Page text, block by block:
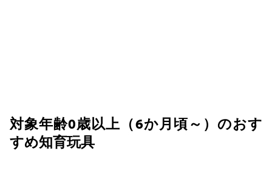
対象年齢0歳以上（6か月頃～）のおす
すめ知育玩具